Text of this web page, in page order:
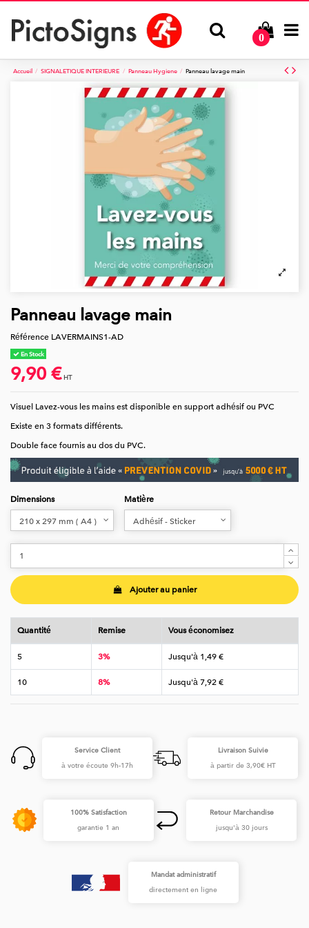
0
Accueil SIGNALETIQUE INTERIEURE Panneau Hygiene Panneau lavage main
Panneau lavage main
Référence LAVERMAINS1-AD
En Stock
9,90 € HT
Visuel Lavez-vous les mains est disponible en support adhésif ou PVC
Existe en 3 formats différents.
Double face fournis au dos du PVC.
Dimensions Matière
Ajouter au panier
Quantité Remise Vous économisez
5 3% Jusqu'à 1,49 €
10 8% Jusqu'à 7,92 €
Service Client
à votre écoute 9h-17h
Livraison Suivie
à partir de 3,90€ HT
100% Satisfaction
garantie 1 an
Retour Marchandise
jusqu'à 30 jours
Mandat administratif
directement en ligne